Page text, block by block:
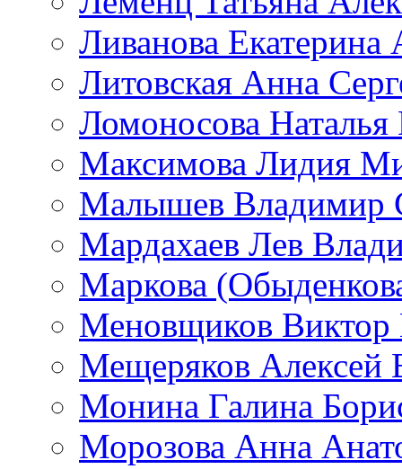
Ливанова Екатерина
Литовская Анна
Ломоносова
Максимова Лидия
Малышев Владимир
Мардахаев Лев
Маркова
Меновщиков
Мещеряков Алексей
Монина Галина
Морозова Анна